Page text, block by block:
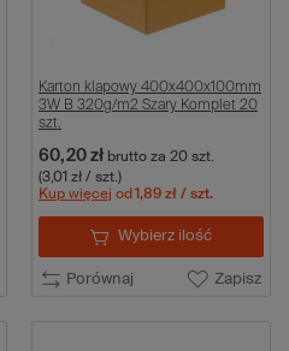
Karton klapowy 400x400x100mm
3W B 320g/m2 Szary Komplet 20
szt.
60,20 zł brutto za 20 szt.
(3,01 zł / szt.)
Kup więcej od 1,89 zł / szt.
Porównaj Zapisz
Wybierz ilość